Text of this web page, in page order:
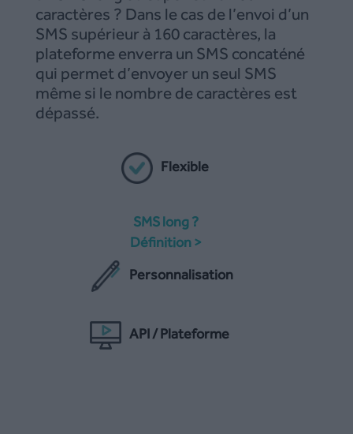
caractères ? Dans le cas de l’envoi d’un
SMS supérieur à 160 caractères, la
plateforme enverra un SMS concaténé
qui permet d’envoyer un seul SMS
même si le nombre de caractères est
dépassé.
Flexible
SMS long ?
Définition >
Personnalisation
API / Plateforme